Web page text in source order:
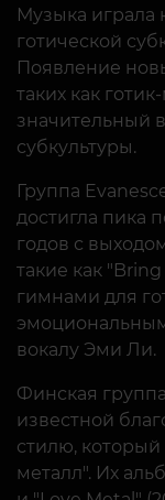
Музыка
готической
Появление
таких как
значительный
субкультуры.
Группа
достигла пика
годов с
такие как
гимнами для
вокалу Эми Ли.
Финская
известной
стилю,
металл". Их